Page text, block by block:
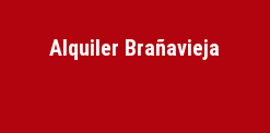
Alquiler Brañavieja